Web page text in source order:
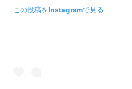
この投稿をInstagramで見る